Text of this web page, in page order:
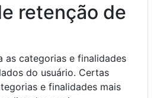
retenção de
as categorias e finalidades
do usuário. Certas
e finalidades mais